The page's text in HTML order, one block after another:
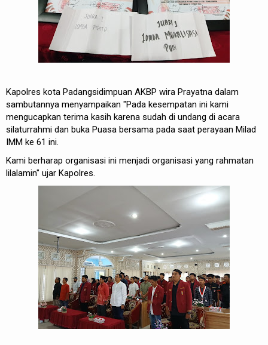
Kapolres kota Padangsidimpuan AKBP wira Prayatna dalam
sambutannya menyampaikan "Pada kesempatan ini kami
mengucapkan terima kasih karena sudah di undang di acara
silaturrahmi dan buka Puasa bersama pada saat perayaan Milad
IMM ke 61 ini.
Kami berharap organisasi ini menjadi organisasi yang rahmatan
lilalamin" ujar Kapolres.